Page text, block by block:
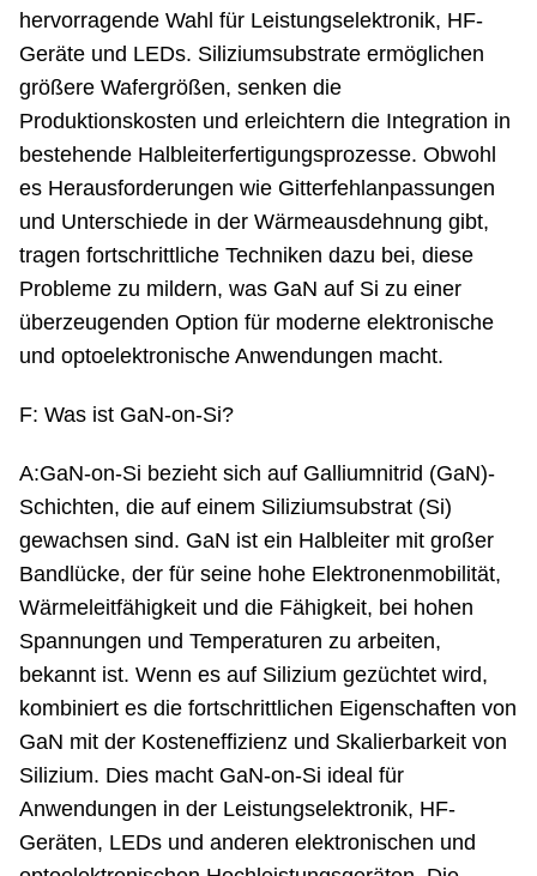
hervorragende Wahl für Leistungselektronik, HF-
Geräte und LEDs. Siliziumsubstrate ermöglichen
größere Wafergrößen, senken die
Produktionskosten und erleichtern die Integration in
bestehende Halbleiterfertigungsprozesse. Obwohl
es Herausforderungen wie Gitterfehlanpassungen
und Unterschiede in der Wärmeausdehnung gibt,
tragen fortschrittliche Techniken dazu bei, diese
Probleme zu mildern, was GaN auf Si zu einer
überzeugenden Option für moderne elektronische
und optoelektronische Anwendungen macht.
F: Was ist GaN-on-Si?
A:GaN-on-Si bezieht sich auf Galliumnitrid (GaN)-
Schichten, die auf einem Siliziumsubstrat (Si)
gewachsen sind. GaN ist ein Halbleiter mit großer
Bandlücke, der für seine hohe Elektronenmobilität,
Wärmeleitfähigkeit und die Fähigkeit, bei hohen
Spannungen und Temperaturen zu arbeiten,
bekannt ist. Wenn es auf Silizium gezüchtet wird,
kombiniert es die fortschrittlichen Eigenschaften von
GaN mit der Kosteneffizienz und Skalierbarkeit von
Silizium. Dies macht GaN-on-Si ideal für
Anwendungen in der Leistungselektronik, HF-
Geräten, LEDs und anderen elektronischen und